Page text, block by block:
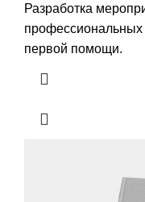
Разработка
профессиональных
первой помощи.